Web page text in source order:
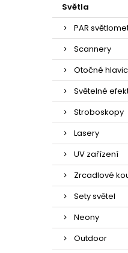
Světla
PAR
Scannery
Otočné
Světelné
Stroboskopy
Lasery
UV zařízení
Zrcadlové
Sety světel
Neony
Outdoor